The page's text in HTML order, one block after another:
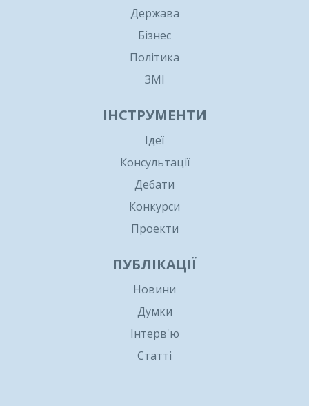
Держава
Бізнес
Політика
ЗМІ
ІНСТРУМЕНТИ
Ідеї
Консультації
Дебати
Конкурси
Проекти
ПУБЛІКАЦІЇ
Новини
Думки
Інтерв'ю
Статті